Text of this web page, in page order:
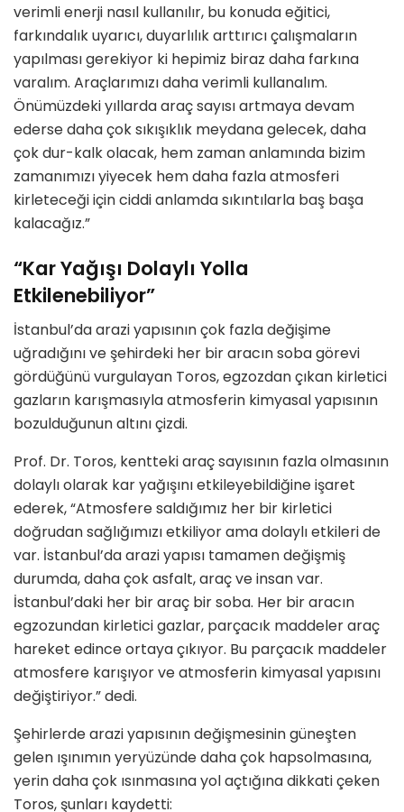
verimli enerji nasıl kullanılır, bu konuda eğitici,
farkındalık uyarıcı, duyarlılık arttırıcı çalışmaların
yapılması gerekiyor ki hepimiz biraz daha farkına
varalım. Araçlarımızı daha verimli kullanalım.
Önümüzdeki yıllarda araç sayısı artmaya devam
ederse daha çok sıkışıklık meydana gelecek, daha
çok dur-kalk olacak, hem zaman anlamında bizim
zamanımızı yiyecek hem daha fazla atmosferi
kirleteceği için ciddi anlamda sıkıntılarla baş başa
kalacağız.”
“Kar Yağışı Dolaylı Yolla
Etkilenebiliyor”
İstanbul’da arazi yapısının çok fazla değişime
uğradığını ve şehirdeki her bir aracın soba görevi
gördüğünü vurgulayan Toros, egzozdan çıkan kirletici
gazların karışmasıyla atmosferin kimyasal yapısının
bozulduğunun altını çizdi.
Prof. Dr. Toros, kentteki araç sayısının fazla olmasının
dolaylı olarak kar yağışını etkileyebildiğine işaret
ederek, “Atmosfere saldığımız her bir kirletici
doğrudan sağlığımızı etkiliyor ama dolaylı etkileri de
var. İstanbul’da arazi yapısı tamamen değişmiş
durumda, daha çok asfalt, araç ve insan var.
İstanbul’daki her bir araç bir soba. Her bir aracın
egzozundan kirletici gazlar, parçacık maddeler araç
hareket edince ortaya çıkıyor. Bu parçacık maddeler
atmosfere karışıyor ve atmosferin kimyasal yapısını
değiştiriyor.” dedi.
Şehirlerde arazi yapısının değişmesinin güneşten
gelen ışınımın yeryüzünde daha çok hapsolmasına,
yerin daha çok ısınmasına yol açtığına dikkati çeken
Toros, şunları kaydetti: